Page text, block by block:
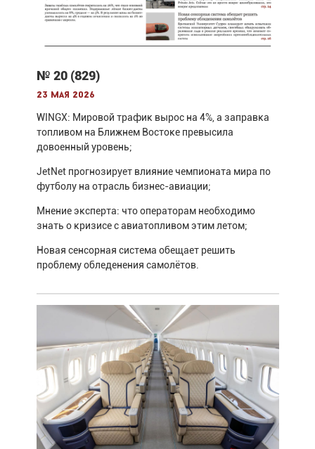
№ 20 (829)
23 мая 2026
WINGX: Мировой трафик вырос на 4%, а заправка
топливом на Ближнем Востоке превысила
довоенный уровень;
JetNet прогнозирует влияние чемпионата мира по
футболу на отрасль бизнес-авиации;
Мнение эксперта: что операторам необходимо
знать о кризисе с авиатопливом этим летом;
Новая сенсорная система обещает решить
проблему обледенения самолётов.